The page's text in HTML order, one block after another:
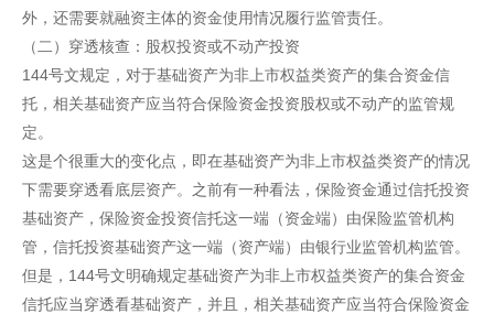
外，还需要就融资主体的资金使用情况履行监管责任。
（二）穿透核查：股权投资或不动产投资
144号文规定，对于基础资产为非上市权益类资产的集合资金信
托，相关基础资产应当符合保险资金投资股权或不动产的监管规
定。
这是个很重大的变化点，即在基础资产为非上市权益类资产的情况
下需要穿透看底层资产。之前有一种看法，保险资金通过信托投资
基础资产，保险资金投资信托这一端（资金端）由保险监管机构
管，信托投资基础资产这一端（资产端）由银行业监管机构监管。
但是，144号文明确规定基础资产为非上市权益类资产的集合资金
信托应当穿透看基础资产，并且，相关基础资产应当符合保险资金